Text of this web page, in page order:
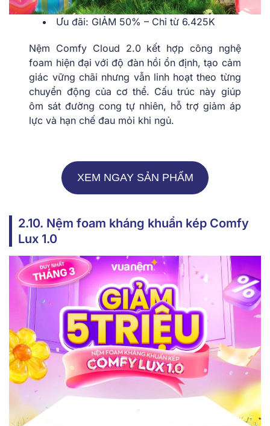
Ưu đãi: GIẢM 50% – Chỉ từ 6.425K
Nệm Comfy Cloud 2.0 kết hợp công nghệ
foam hiện đại với độ đàn hồi ổn định, tạo cảm
giác vững chãi nhưng vẫn linh hoạt theo từng
chuyển động của cơ thể. Cấu trúc này giúp
ôm sát đường cong tự nhiên, hỗ trợ giảm áp
lực và hạn chế đau mỏi khi ngủ.
XEM NGAY SẢN PHẨM
2.10. Nệm foam kháng khuẩn kép Comfy
Lux 1.0